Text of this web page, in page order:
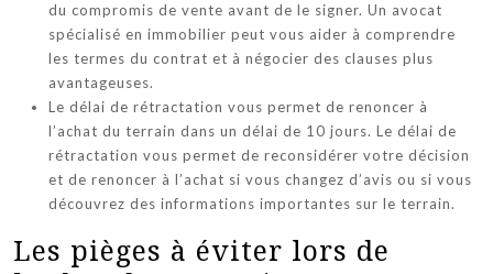
du compromis de vente avant de le signer. Un avocat
spécialisé en immobilier peut vous aider à comprendre
les termes du contrat et à négocier des clauses plus
avantageuses.
Le délai de rétractation vous permet de renoncer à
l’achat du terrain dans un délai de 10 jours. Le délai de
rétractation vous permet de reconsidérer votre décision
et de renoncer à l’achat si vous changez d’avis ou si vous
découvrez des informations importantes sur le terrain.
Les pièges à éviter lors de